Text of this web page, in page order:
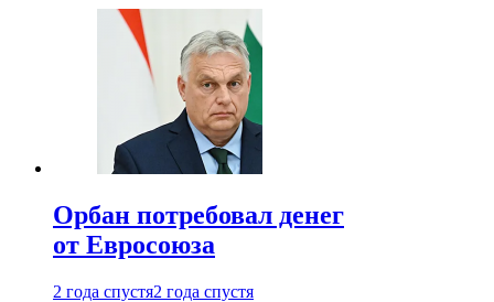
Орбан потребовал денег
от Евросоюза
2 года спустя2 года спустя